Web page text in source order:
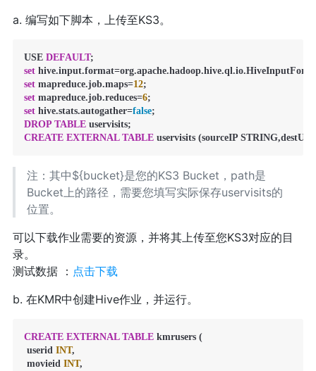
a. 编写如下脚本，上传至KS3。
USE DEFAULT
set hive.input.format=
set mapreduce.job.maps=12
set mapreduce.job.reduces=6
set hive.stats.autogather=false
DROP TABLE
CREATE EXTERNAL TABLE uservisits (sourceIP
注：其中${bucket}是您的KS3 Bucket，path是
Bucket上的路径，需要您填写实际保存uservisits的
位置。
可以下载作业需要的资源，并将其上传至您KS3对应的目
录。
测试数据 ： 点击下载
b. 在KMR中创建Hive作业，并运行。
CREATE EXTERNAL TABLE kmrusers (
userid INT,
movieid INT,